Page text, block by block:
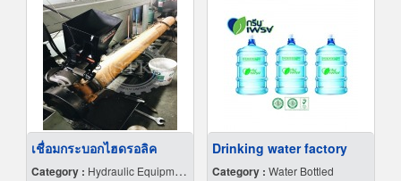
เชื่อมกระบอกไฮดรอลิค
Category : Hydraulic Equipment
Drinking water factory
Category : Water Bottled